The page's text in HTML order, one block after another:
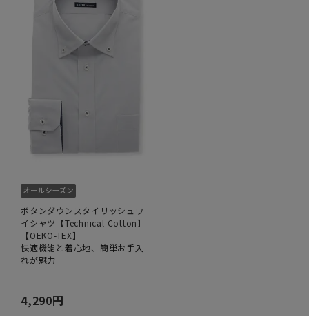
ボタンダウンスタイリッシュワ
イシャツ【Technical Cotton】
【OEKO-TEX】
快適機能と着心地、簡単お手入
れが魅力
4,290円